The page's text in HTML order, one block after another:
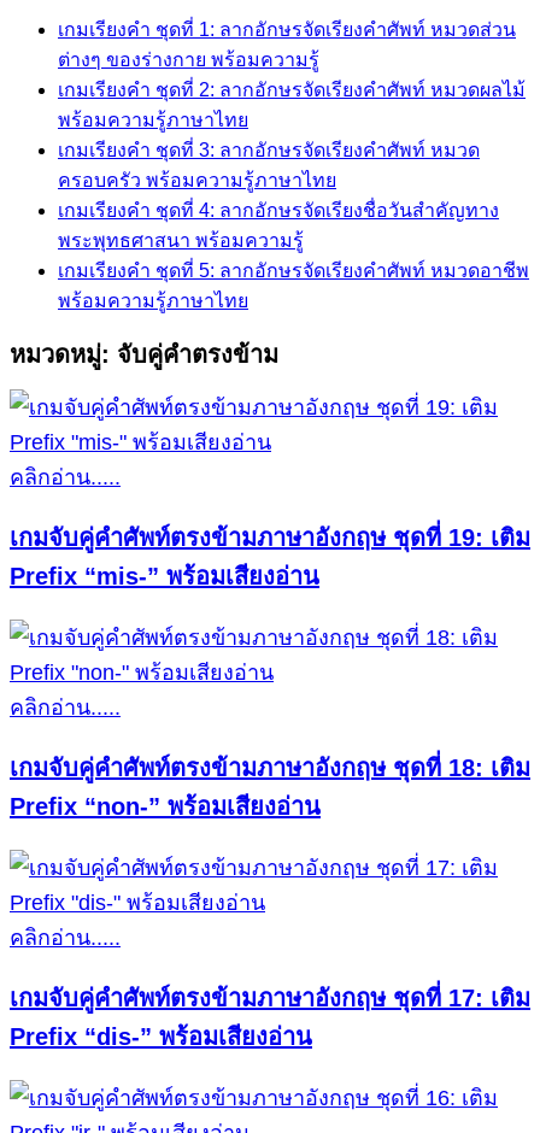
เกมเรียงคำ ชุดที่ 1: ลากอักษรจัดเรียงคำศัพท์ หมวดส่วน
ต่างๆ ของร่างกาย พร้อมความรู้
เกมเรียงคำ ชุดที่ 2: ลากอักษรจัดเรียงคำศัพท์ หมวดผลไม้
พร้อมความรู้ภาษาไทย
เกมเรียงคำ ชุดที่ 3: ลากอักษรจัดเรียงคำศัพท์ หมวด
ครอบครัว พร้อมความรู้ภาษาไทย
เกมเรียงคำ ชุดที่ 4: ลากอักษรจัดเรียงชื่อวันสำคัญทาง
พระพุทธศาสนา พร้อมความรู้
เกมเรียงคำ ชุดที่ 5: ลากอักษรจัดเรียงคำศัพท์ หมวดอาชีพ
พร้อมความรู้ภาษาไทย
หมวดหมู่: จับคู่คำตรงข้าม
คลิกอ่าน.....
เกมจับคู่คำศัพท์ตรงข้ามภาษาอังกฤษ ชุดที่ 19: เติม
Prefix “mis-” พร้อมเสียงอ่าน
คลิกอ่าน.....
เกมจับคู่คำศัพท์ตรงข้ามภาษาอังกฤษ ชุดที่ 18: เติม
Prefix “non-” พร้อมเสียงอ่าน
คลิกอ่าน.....
เกมจับคู่คำศัพท์ตรงข้ามภาษาอังกฤษ ชุดที่ 17: เติม
Prefix “dis-” พร้อมเสียงอ่าน